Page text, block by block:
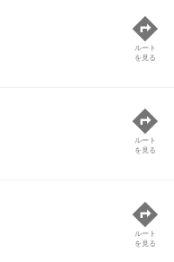
ルート
を見る
ルート
を見る
ルート
を見る